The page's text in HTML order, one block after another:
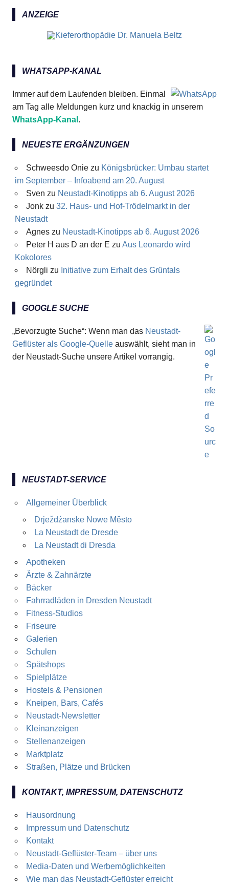
ANZEIGE
WHATSAPP-KANAL
Immer auf dem Laufenden bleiben. Einmal
am Tag alle Meldungen kurz und knackig in unserem
WhatsApp-Kanal .
NEUESTE ERGÄNZUNGEN
Schweesdo Oniezu Königsbrücker: Umbau startet
im September – Infoabend am 20. August
Sven zu Neustadt-Kinotipps ab 6. August 2026
Jonkzu 32. Haus- und Hof-Trödelmarkt in der
Neustadt
Agneszu Neustadt-Kinotipps ab 6. August 2026
Peter H aus D an der E zu Aus Leonardo wird
Kokolores
Nörgli zu Initiative zum Erhalt des Grüntals
gegründet
GOOGLE SUCHE
„Bevorzugte Suche“: Wenn man das Neustadt-
Geflüster als Google-Quelle auswählt, sieht man in
der Neustadt-Suche unsere Artikel vorrangig.
NEUSTADT-SERVICE
Allgemeiner Überblick
Drježdźanske Nowe Město
La Neustadt de Dresde
La Neustadt di Dresda
Apotheken
Ärzte & Zahnärzte
Bäcker
Fahrradläden in Dresden Neustadt
Fitness-Studios
Friseure
Galerien
Schulen
Spätshops
Spielplätze
Hostels & Pensionen
Kneipen, Bars, Cafés
Neustadt-Newsletter
Kleinanzeigen
Stellenanzeigen
Marktplatz
Straßen, Plätze und Brücken
KONTAKT, IMPRESSUM, DATENSCHUTZ
Hausordnung
Impressum und Datenschutz
Kontakt
Neustadt-Geflüster-Team – über uns
Media-Daten und Werbemöglichkeiten
Wie man das Neustadt-Geflüster erreicht